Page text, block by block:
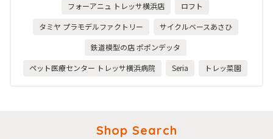
フォーアニュ トレッサ横浜店
ロフト
タミヤ プラモデルファクトリー
サイクルベースあさひ
鉄道模型の店 ポポンデッタ
ペット医療センター トレッサ横浜病院
Seria トレッ菜園
Shop Search